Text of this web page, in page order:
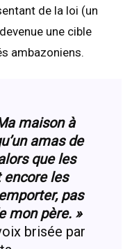
de la loi (un
une cible
ambazoniens.
maison à
amas de
que les
les
pas
mon père. »
brisée par